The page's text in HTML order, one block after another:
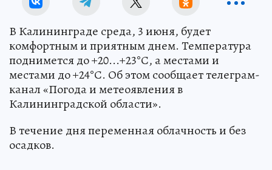
В Калининграде среда, 3 июня, будет
комфортным и приятным днем. Температура
поднимется до +20...+23°С, а местами и
местами до +24°С. Об этом сообщает телеграм-
канал «Погода и метеоявления в
Калининградской области».
В течение дня переменная облачность и без
осадков.